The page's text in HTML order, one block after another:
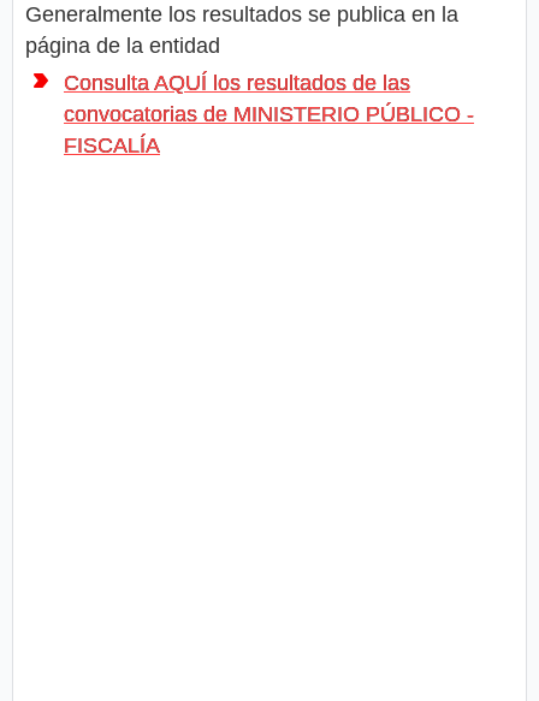
Generalmente los resultados se publica en la
página de la entidad
Consulta AQUÍ los resultados de las
convocatorias de MINISTERIO PÚBLICO -
FISCALÍA